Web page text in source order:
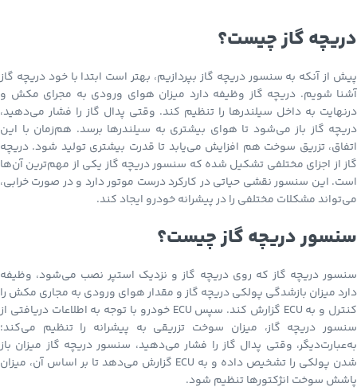
دریچه گاز چیست؟
پیش از آنکه به سنسور دریچه گاز بپردازیم، بهتر است ابتدا با خود دریچه گاز
آشنا شویم. دریچه گاز وظیفه دارد میزان هوای ورودی به مجرای مکش و
درنهایت به داخل سیلندرها را تنظیم کند. وقتی پدال گاز را فشار می‌دهید،
دریچه گاز باز می‌شود تا هوای بیشتری به سیلندرها برسد. هم‌زمان با این
اتفاق، تزریق سوخت هم افزایش می‌یابد تا قدرت بیشتری تولید شود. دریچه
گاز از اجزای مختلفی تشکیل شده که سنسور دریچه گاز یکی از مهم‌ترین آن‌ها
است. این سنسور نقشی حیاتی در کارکرد درست موتور دارد و در صورت خرابی،
می‌تواند مشکلات مختلفی را در پیشرانه خودرو ایجاد کند.
سنسور دریچه گاز چیست؟
سنسور دریچه گاز که روی دریچه گاز و نزدیک استپر نصب می‌شود، وظیفه
دارد میزان بازشدگی پولکی دریچه گاز و مقدار هوای ورودی به مجاری مکش را
کنترل و به ECU گزارش کند. سپس ECU خودرو با توجه به اطلاعات دریافتی از
سنسور دریچه گاز، میزان سوخت تزریقی به پیشرانه را تنظیم می‌کند؛
به‌عبارت‌دیگر، وقتی پدال گاز را فشار می‌دهید، سنسور دریچه گاز میزان باز
شدن پولکی را تشخیص داده و به ECU گزارش می‌دهد تا بر اساس آن، میزان
پاشش سوخت انژکتورها تنظیم شود.